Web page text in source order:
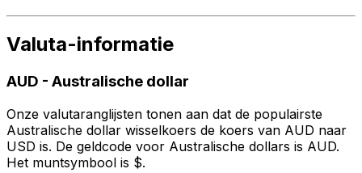
Valuta-informatie
AUD - Australische dollar
Onze valutaranglijsten tonen aan dat de populairste
Australische dollar wisselkoers de koers van AUD naar
USD is. De geldcode voor Australische dollars is AUD.
Het muntsymbool is $.